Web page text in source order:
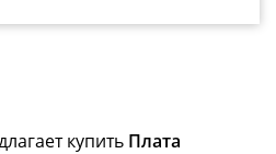
купить Плата